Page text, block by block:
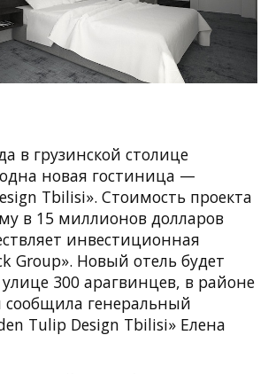
в грузинской столице
новая гостиница —
Tbilisi». Стоимость проекта
в 15 миллионов долларов
инвестиционная
Group». Новый отель будет
300 арагвинцев, в районе
генеральный
Tulip Design Tbilisi» Елена